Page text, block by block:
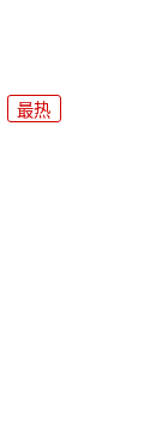
最热